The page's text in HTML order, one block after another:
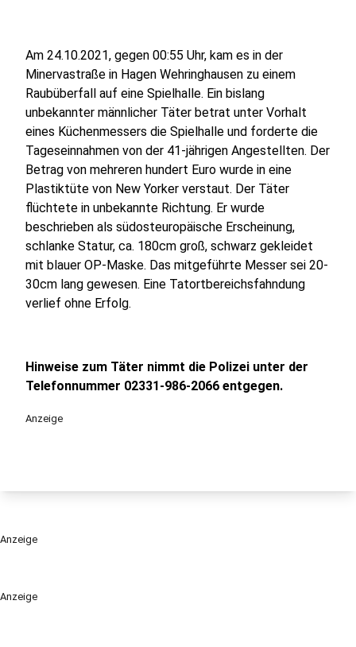
Anzeige
Am 24.10.2021, gegen 00:55 Uhr, kam es in der
Minervastraße in Hagen Wehringhausen zu einem
Raubüberfall auf eine Spielhalle. Ein bislang
unbekannter männlicher Täter betrat unter Vorhalt
eines Küchenmessers die Spielhalle und forderte die
Tageseinnahmen von der 41-jährigen Angestellten. Der
Betrag von mehreren hundert Euro wurde in eine
Plastiktüte von New Yorker verstaut. Der Täter
flüchtete in unbekannte Richtung. Er wurde
beschrieben als südosteuropäische Erscheinung,
schlanke Statur, ca. 180cm groß, schwarz gekleidet
mit blauer OP-Maske. Das mitgeführte Messer sei 20-
30cm lang gewesen. Eine Tatortbereichsfahndung
verlief ohne Erfolg.
Hinweise zum Täter nimmt die Polizei unter der
Telefonnummer 02331-986-2066 entgegen.
Anzeige
Anzeige